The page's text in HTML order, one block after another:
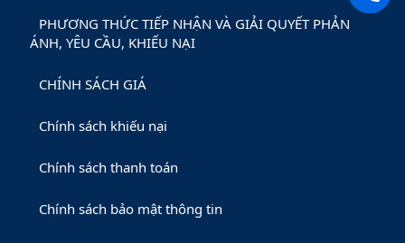
PHƯƠNG THỨC TIẾP NHẬN VÀ GIẢI QUYẾT PHẢN
ÁNH, YÊU CẦU, KHIẾU NẠI
CHÍNH SÁCH GIÁ
Chính sách khiếu nại
Chính sách thanh toán
Chính sách bảo mật thông tin